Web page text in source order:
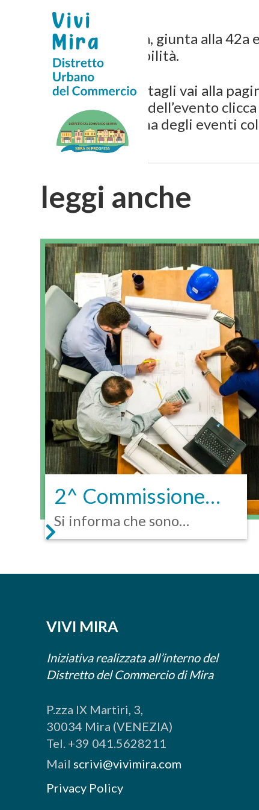
La Riviera Fiorita, giunta alla 42a
e della responsabilità.
Per maggiori dettagli vai alla
Per il progamma dell’evento clicca
Per il progaramma degli eventi
leggi anche
2^ Commissione
Consiliare
Permanente
Si informa che sono
convocate le riunioni
VIVI MIRA
Iniziativa realizzata all’interno del
Distretto del Commercio di Mira
P.zza IX Martiri, 3,
30034 Mira (VENEZIA)
Tel. +39 041.5628211
Mail scrivi@vivimira.com
Privacy Policy